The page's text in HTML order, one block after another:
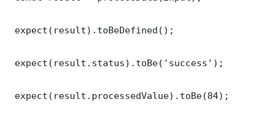
expect(result).toBeDefined();
expect(result.status).toBe('success');
expect(result.processedValue).toBe(84);